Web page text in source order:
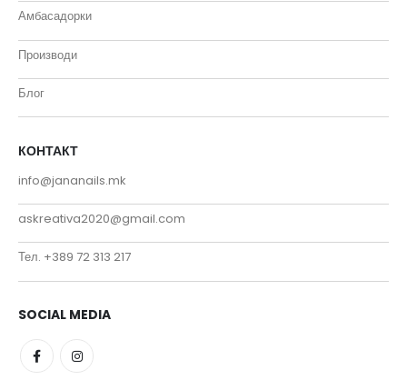
Амбасадорки
Производи
Блог
КОНТАКТ
info@jananails.mk
askreativa2020@gmail.com
Тел. +389 72 313 217
SOCIAL MEDIA